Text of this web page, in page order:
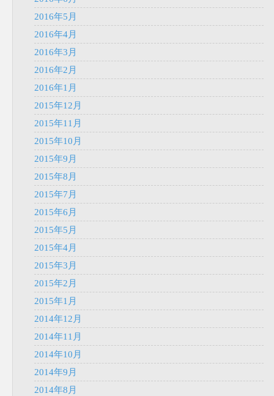
2016年5月
2016年4月
2016年3月
2016年2月
2016年1月
2015年12月
2015年11月
2015年10月
2015年9月
2015年8月
2015年7月
2015年6月
2015年5月
2015年4月
2015年3月
2015年2月
2015年1月
2014年12月
2014年11月
2014年10月
2014年9月
2014年8月